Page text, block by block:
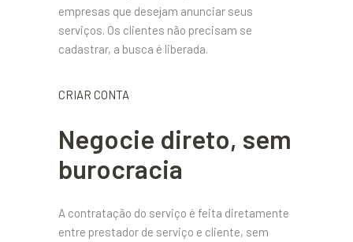
empresas que desejam anunciar seus
serviços. Os clientes não precisam se
cadastrar, a busca é liberada.
CRIAR CONTA
Negocie direto, sem
burocracia
A contratação do serviço é feita diretamente
entre prestador de serviço e cliente, sem